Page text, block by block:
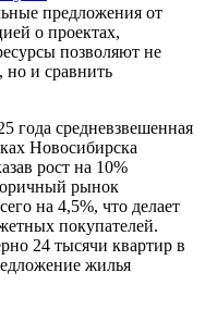
предложения от
о проектах,
позволяют не
но и сравнить
года средневзвешенная
Новосибирска
рост на 10%
рынок
на 4,5%, что делает
покупателей.
24 тысячи квартир в
жилья